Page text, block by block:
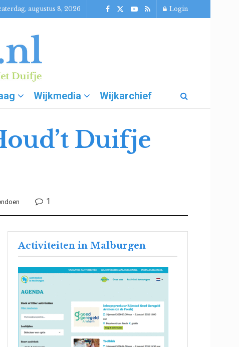
augustus 8, 2026 Login
Wijkmedia Wijkarchief
Duifje
1
Activiteiten in Malburgen